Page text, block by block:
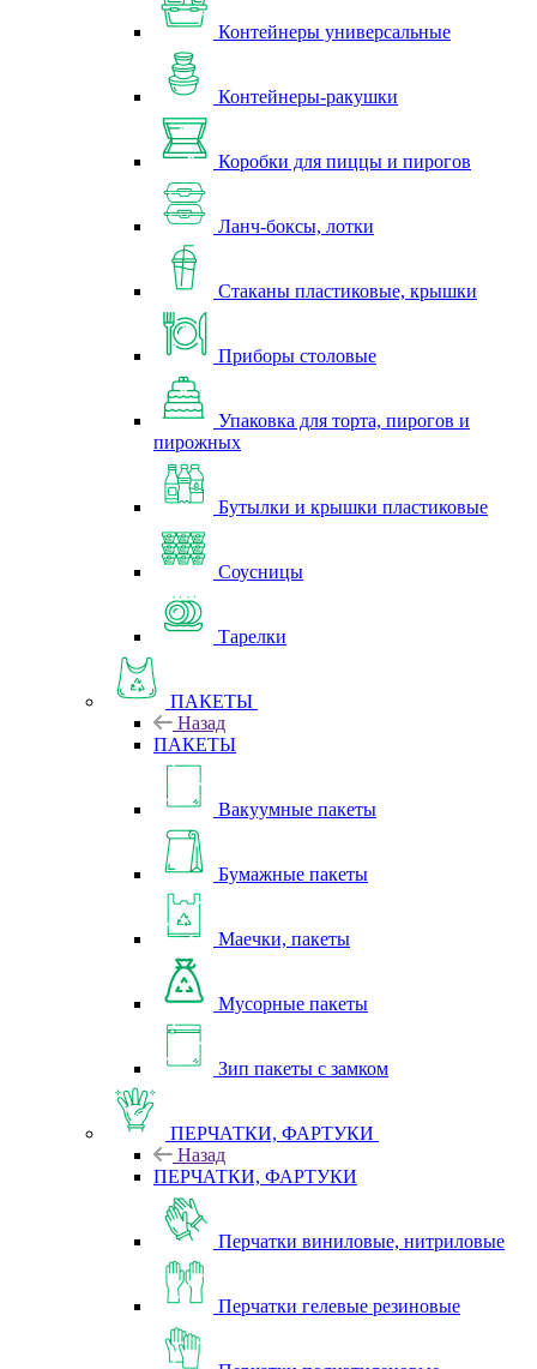
Контейнеры универсальные
Контейнеры-ракушки
Коробки для пиццы и пирогов
Ланч-боксы, лотки
Стаканы пластиковые, крышки
Приборы столовые
Упаковка для торта, пирогов и
пирожных
Бутылки и крышки пластиковые
Соусницы
Тарелки
ПАКЕТЫ
Назад
ПАКЕТЫ
Вакуумные пакеты
Бумажные пакеты
Маечки, пакеты
Мусорные пакеты
Зип пакеты с замком
ПЕРЧАТКИ, ФАРТУКИ
Назад
ПЕРЧАТКИ, ФАРТУКИ
Перчатки виниловые, нитриловые
Перчатки гелевые резиновые